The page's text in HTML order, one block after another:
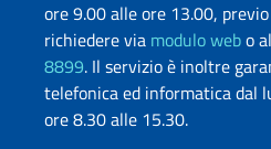
ore 9.00 alle ore 13.00,
richiedere via modulo webo
8899. Il servizio è inoltre
telefonica ed informatica dal
ore 8.30 alle 15.30.